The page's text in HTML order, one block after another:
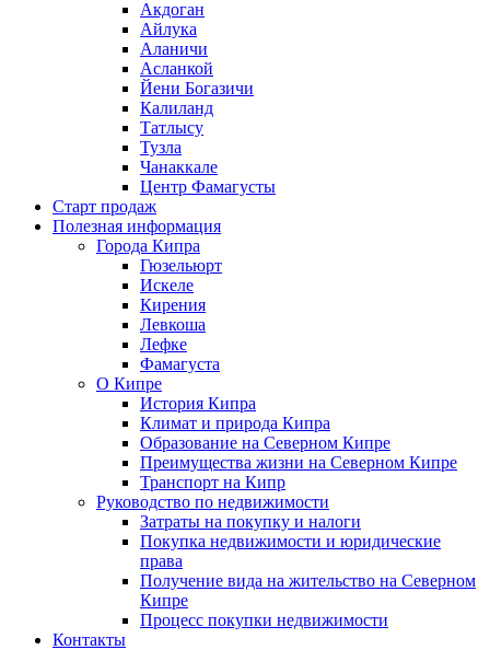
Акдоган
Айлука
Аланичи
Асланкой
Йени Богазичи
Калиланд
Татлысу
Тузла
Чанаккале
Центр Фамагусты
Старт продаж
Полезная информация
Города Кипра
Гюзельюрт
Искеле
Кирения
Левкоша
Лефке
Фамагуста
О Кипре
История Кипра
Климат и природа Кипра
Образование на Северном Кипре
Преимущества жизни на Северном Кипре
Транспорт на Кипр
Руководство по недвижимости
Затраты на покупку и налоги
Покупка недвижимости и юридические
права
Получение вида на жительство на Северном
Кипре
Процесс покупки недвижимости
Контакты